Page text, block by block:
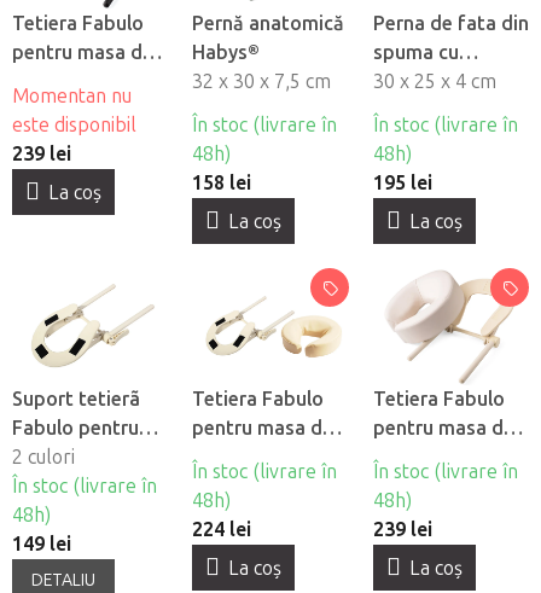
Tetiera Fabulo
pentru masa de
Ergo - negru
Momentan nu
este disponibil
239 lei
La coş
Pernă anatomică
Habys®
32 x 30 x 7,5 cm
În stoc (livrare în
48h)
158 lei
La coş
Perna de fata din
spuma cu
memorie
30 x 25 x 4 cm
În stoc (livrare în
48h)
195 lei
La coş
Suport tetierã
Fabulo pentru
masa de masaj
2 culori
În stoc (livrare în
48h)
149 lei
DETALIU
Tetiera Fabulo
pentru masa de
masaj cu suport -
crema
În stoc (livrare în
48h)
224 lei
La coş
Tetiera Fabulo
pentru masa de
masaj cu suport
Ergo - crema
În stoc (livrare în
48h)
239 lei
La coş